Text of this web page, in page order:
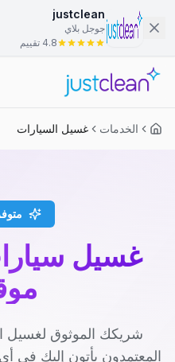
justclean
جوجل بلاي
4.8 تقييم
الخدمات غسيل السيارات
غسيل
شريكك الموثوق لغسيل
المعتمدون يأتون إليك في